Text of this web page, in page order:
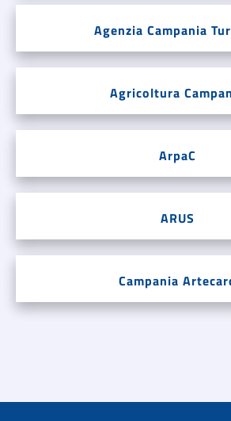
Agenzia Campania
Agricoltura
ArpaC
ARUS
Campania